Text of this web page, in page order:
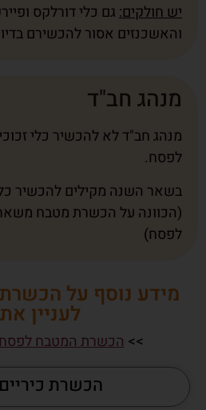
יש חולקים:גם כלי דורלקס
והאשכנזים אסור להכשירם
מנהג חב"ד
מנהג חב"ד לא להכשיר כלי
לפסח.
בשאר השנה מקילים להכשיר
(הכוונה על הכשרת מטבח
לפסח)
מידע נוסף על
לעניין
>> הכשרת המטבח
הכשרת